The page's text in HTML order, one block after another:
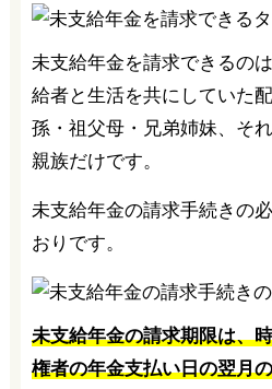
未支給年金を請求できるの
給者と生活を共にしていた
孫・祖父母・兄弟姉妹、そ
親族だけです。
未支給年金の請求手続きの
おりです。
未支給年金の請求期限は、
権者の年金支払い日の翌月